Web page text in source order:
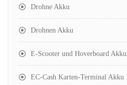
Drohne Akku
Drohnen Akku
E-Scooter und Hoverboard Akku
EC-Cash Karten-Terminal Akku